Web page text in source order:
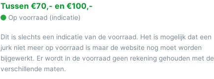
Tussen €70,- en €100,-
Op voorraad (indicatie)
Dit is slechts een indicatie van de voorraad. Het is mogelijk dat een
jurk niet meer op voorraad is maar de website nog moet worden
bijgewerkt. Er wordt in de voorraad geen rekening gehouden met de
verschillende maten.